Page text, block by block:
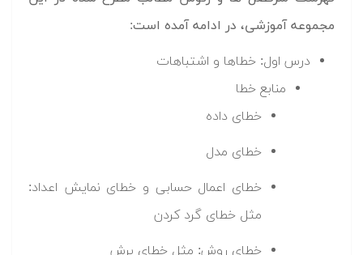
مجموعه آموزشی، در ادامه آمده است:
درس اول: خطاها و اشتباهات
منابع خطا
خطای داده
خطای مدل
خطای اعمال حسابی و خطای نمایش اعداد:
مثل خطای گرد کردن
خطای روش: مثل خطای برش